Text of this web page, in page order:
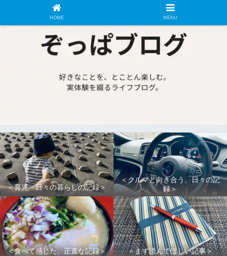
＜育児・日々の暮らしの記録＞
＜クルマと向き合う、日々の記
録＞
＜食べて感じた、正直な記録＞ ＜まず読んでほしい記事＞
HOME MENU